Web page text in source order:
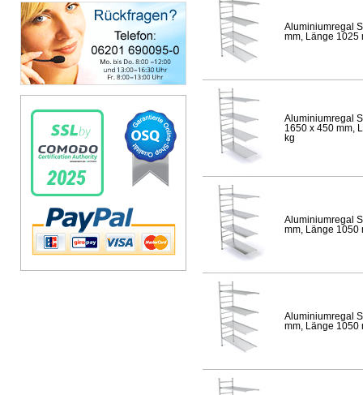
Aluminiumregal
mm, Länge 1025
Aluminiumregal
1650 x 450 mm,
kg
Aluminiumregal
mm, Länge 1050
Aluminiumregal
mm, Länge 1050